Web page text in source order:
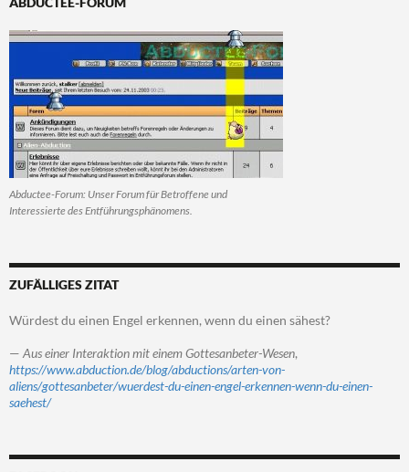
Abductee-Forum: Unser Forum für Betroffene und
Interessierte des Entführungsphänomens.
ZUFÄLLIGES ZITAT
Würdest du einen Engel erkennen, wenn du einen sähest?
— Aus einer Interaktion mit einem Gottesanbeter-Wesen,
https://www.abduction.de/blog/abductions/arten-von-
aliens/gottesanbeter/wuerdest-du-einen-engel-erkennen-wenn-du-einen-
saehest/